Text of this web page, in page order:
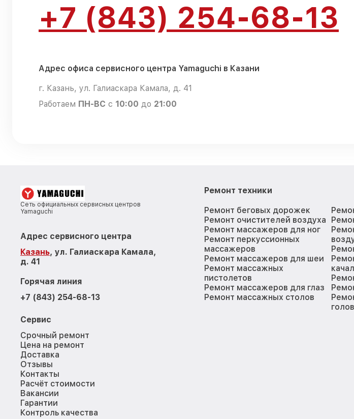
+7 (843) 254-68-13
Адрес офиса сервисного центра Yamaguchi в Казани
г. Казань, ул. Галиаскара Камала, д. 41
Работаем ПН-ВС с 10:00 до 21:00
Сеть официальных сервисных центров
Yamaguchi
Адрес сервисного центра
Казань, ул. Галиаскара Камала,
д. 41
Горячая линия
+7 (843) 254-68-13
Сервис
Срочный ремонт
Цена на ремонт
Доставка
Отзывы
Контакты
Расчёт стоимости
Вакансии
Гарантии
Контроль качества
Ремонт техники
Ремонт беговых дорожек
Ремонт очистителей воздуха
Ремонт массажеров для ног
Ремонт перкуссионных
массажеров
Ремонт массажеров для шеи
Ремонт массажных
пистолетов
Ремонт массажеров для глаз
Ремонт массажных столов